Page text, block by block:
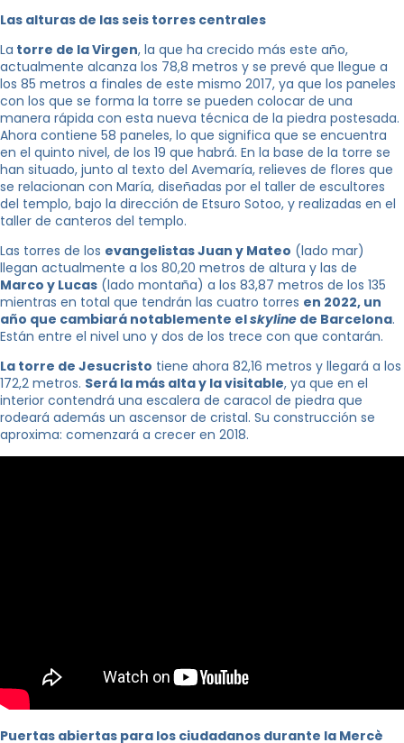
Las alturas de las seis torres centrales
La torre de la Virgen, la que ha crecido más este año,
actualmente alcanza los 78,8 metros y se prevé que llegue a
los 85 metros a finales de este mismo 2017, ya que los paneles
con los que se forma la torre se pueden colocar de una
manera rápida con esta nueva técnica de la piedra postesada.
Ahora contiene 58 paneles, lo que significa que se encuentra
en el quinto nivel, de los 19 que habrá. En la base de la torre se
han situado, junto al texto del Avemaría, relieves de flores que
se relacionan con María, diseñadas por el taller de escultores
del templo, bajo la dirección de Etsuro Sotoo, y realizadas en el
taller de canteros del templo.
Las torres de los evangelistas Juan y Mateo (lado mar)
llegan actualmente a los 80,20 metros de altura y las de
Marco y Lucas (lado montaña) a los 83,87 metros de los 135
mientras en total que tendrán las cuatro torres en 2022, un
año que cambiará notablemente elskyline de Barcelona.
Están entre el nivel uno y dos de los trece con que contarán.
La torre de Jesucristo tiene ahora 82,16 metros y llegará a los
172,2 metros. Será la más alta y la visitable, ya que en el
interior contendrá una escalera de caracol de piedra que
rodeará además un ascensor de cristal. Su construcción se
aproxima: comenzará a crecer en 2018.
Puertas abiertas para los ciudadanos durante la Mercè